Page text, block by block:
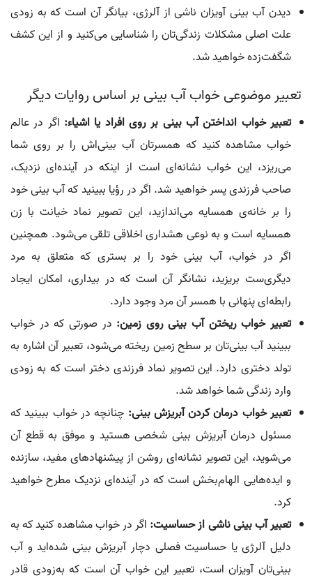
دیدن آب بینی آویزان ناشی از آلرژی، بیانگر آن است که به زودی
علت اصلی مشکلات زندگی‌تان را شناسایی می‌کنید و از این کشف
شگفت‌زده خواهید شد.
تعبیر موضوعی خواب آب بینی بر اساس روایات دیگر
تعبیر خواب انداختن آب بینی بر روی افراد یا اشیاء: اگر در عالم
خواب مشاهده کنید که همسرتان آب بینی‌اش را بر روی شما
می‌ریزد، این خواب نشانه‌ای است از اینکه در آینده‌ای نزدیک،
صاحب فرزندی پسر خواهید شد. اگر در رؤیا ببینید که آب بینی خود
را بر خانه‌ی همسایه می‌اندازید، این تصویر نماد خیانت با زن
همسایه است و به نوعی هشداری اخلاقی تلقی می‌شود. همچنین
اگر در خواب، آب بینی خود را بر بستری که متعلق به مرد
دیگری‌ست بریزید، نشانگر آن است که در بیداری، امکان ایجاد
رابطه‌ای پنهانی با همسر آن مرد وجود دارد.
تعبیر خواب ریختن آب بینی روی زمین: در صورتی که در خواب
ببینید آب بینی‌تان بر سطح زمین ریخته می‌شود، تعبیر آن اشاره به
تولد دختری دارد. این تصویر نماد فرزندی دختر است که به زودی
وارد زندگی شما خواهد شد.
تعبیر خواب درمان کردن آبریزش بینی: چنانچه در خواب ببینید که
مسئول درمان آبریزش بینی شخصی هستید و موفق به قطع آن
می‌شوید، این تصویر نشانه‌ای روشن از پیشنهادهای مفید، سازنده
و ایده‌هایی الهام‌بخش است که در آینده‌ای نزدیک مطرح خواهید
کرد.
تعبیر آب بینی ناشی از حساسیت: اگر در خواب مشاهده کنید که به
دلیل آلرژی یا حساسیت فصلی دچار آبریزش بینی شده‌اید و آب
بینی‌تان آویزان است، تعبیر این خواب آن است که به‌زودی قادر